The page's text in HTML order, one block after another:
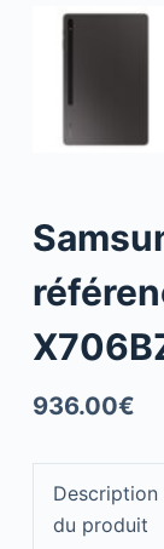
936.00€
Description
du produit